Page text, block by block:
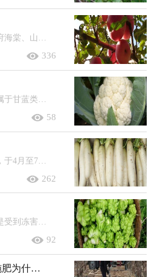
336
58
262
榨菜可以在北方种植，但是受到冻害的几率较高，建议使用大棚进行种植。榨菜是一种不耐寒的作物，定植后如果遇到冷空气，则很容易在苗期就...
92
如何制定年施肥计划 施肥为什么能增产